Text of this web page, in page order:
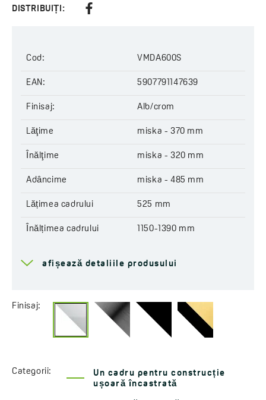
instalarea vaselor de toaletă suspendate pe perete cu axa
Mai multe despre serie șiDesna
Tipul cadrului:
Sistem de spălare:
Capac încus:
Cod:
5907791147639
DISTRIBUIȚI:
Cod: VMDA600S
EAN: 5907791147639
Finisaj: Alb/crom
Lăţime miska - 370 mm
Înălţime miska - 320 mm
Adâncime miska - 485 mm
Lățimea cadrului 525 mm
Înălțimea cadrului 1150-1390 mm
Tip de structură pentru toaletă
Tipul gulerului Fără ramă
Tip de comandă Mecanic
afișează detaliile produsului
Finisaj:
Categorii:
Un cadru pentru construcție
ușoară încastrată